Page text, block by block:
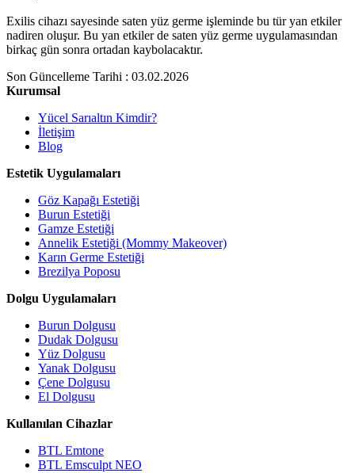
Exilis cihazı sayesinde saten yüz germe işleminde bu tür yan etkiler
nadiren oluşur. Bu yan etkiler de saten yüz germe uygulamasından
birkaç gün sonra ortadan kaybolacaktır.
Son Güncelleme Tarihi : 03.02.2026
Kurumsal
Yücel Sarıaltın Kimdir?
İletişim
Blog
Estetik Uygulamaları
Göz Kapağı Estetiği
Burun Estetiği
Gamze Estetiği
Annelik Estetiği (Mommy Makeover)
Karın Germe Estetiği
Brezilya Poposu
Dolgu Uygulamaları
Burun Dolgusu
Dudak Dolgusu
Yüz Dolgusu
Yanak Dolgusu
Çene Dolgusu
El Dolgusu
Kullanılan Cihazlar
BTL Emtone
BTL Emsculpt NEO